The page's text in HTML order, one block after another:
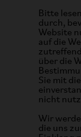
Bitte
durch,
Website
auf die
über die
Sie mit
nicht
Wir
die uns